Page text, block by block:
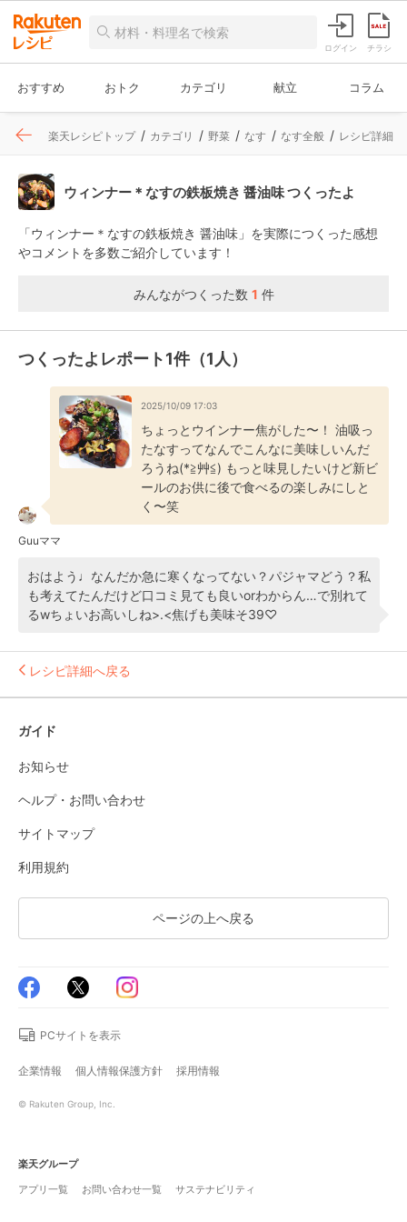
ログイン チラシ
おすすめ おトク カテゴリ 献立 コラム
楽天レシピトップ カテゴリ 野菜 なす なす全般 レシピ詳細
ウィンナー＊なすの鉄板焼き 醤油味 つくったよ
「ウィンナー＊なすの鉄板焼き 醤油味」を実際につくった感想
やコメントを多数ご紹介しています！
みんながつくった数 1 件
つくったよレポート1件（1人）
2025/10/09 17:03
ちょっとウインナー焦がした〜！ 油吸っ
たなすってなんでこんなに美味しいんだ
ろうね(*≧艸≦) もっと味見したいけど新ビ
ールのお供に後で食べるの楽しみにしと
く〜笑
Guuママ
おはよう♩なんだか急に寒くなってない？パジャマどう？私
も考えてたんだけど口コミ見ても良いorわからん…で別れて
るwちょいお高いしね>⁠.⁠<焦げも美味そ39♡
レシピ詳細へ戻る
ガイド
お知らせ
ヘルプ・お問い合わせ
サイトマップ
利用規約
ページの上へ戻る
PCサイトを表示
企業情報 個人情報保護方針 採用情報
© Rakuten Group, Inc.
楽天グループ
アプリ一覧
お問い合わせ一覧 サステナビリティ